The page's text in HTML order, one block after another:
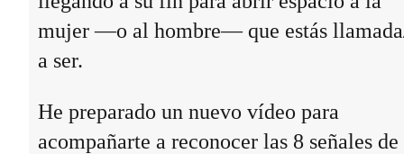
mujer —o al hombre— que estás
a ser.
He preparado un nuevo vídeo para
acompañarte a reconocer las 8 señales de